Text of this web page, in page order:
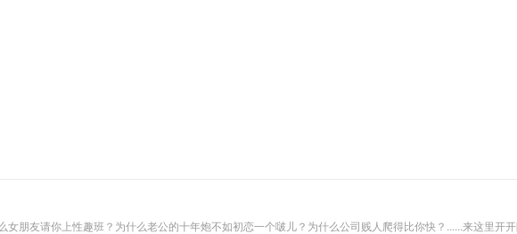
朋友请你上性趣班？为什么老公的十年炮不如初恋一个啵儿？为什么公司贱人爬得比你快？......来这里开